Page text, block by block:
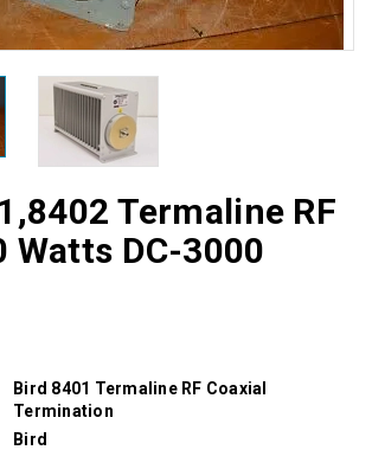
Termaline RF
Watts DC-3000
Bird 8401 Termaline RF Coaxial
Termination
Bird